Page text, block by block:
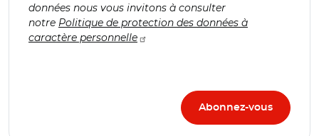
données nous vous invitons à consulter
notre Politique de protection des données à
caractère personnelle